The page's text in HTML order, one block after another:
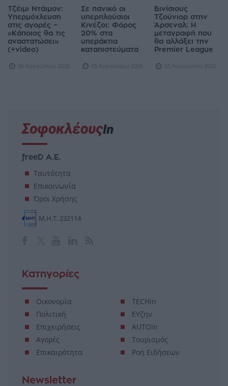
Τζέιμι Ντάιμον:
Υπερμόχλευση
στις αγορές –
«Κάποιος θα τις
αναστατώσει»
(+video)
06 Αυγούστου 2026
Σε πανικό οι
υπερπλούσιοι
Κινέζοι: Φόρος
20% στα
υπεράκτια
καταπιστεύματα
05 Αυγούστου 2026
Βινίσιους
Τζούνιορ στην
Άρσεναλ: Η
μεταγραφή που
θα αλλάξει την
Premier League
05 Αυγούστου 2026
freeD Α.Ε.
Ταυτότητα
Επικοινωνία
Όροι Χρήσης
Μ.Η.Τ. 232114
Κατηγορίες
Οικονομία
Πολιτική
Επιχειρήσεις
Αγορές
Επικαιρότητα
TECHin
ΕΥζην
AUTOin
Τουρισμός
Ροή Ειδήσεων
Newsletter